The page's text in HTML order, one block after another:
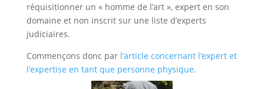
réquisitionner un « homme de l’art », expert en son
domaine et non inscrit sur une liste d’experts
judiciaires.
Commençons donc parl’article concernant l’expert et
l’expertise en tant que personne physique.